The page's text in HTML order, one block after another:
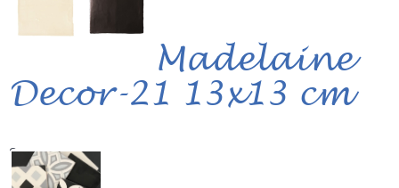
Madelaine
Decor-21 13x13 cm
Serie